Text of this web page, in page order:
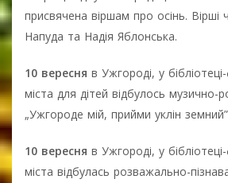
присвячена віршам про осінь. Вірші
Напуда та Надія Яблонська.
10 вересня в Ужгороді, у
міста для дітей відбулось музично-
„Ужгороде мій, прийми уклін
10 вересня в Ужгороді, у
міста відбулась розважально-